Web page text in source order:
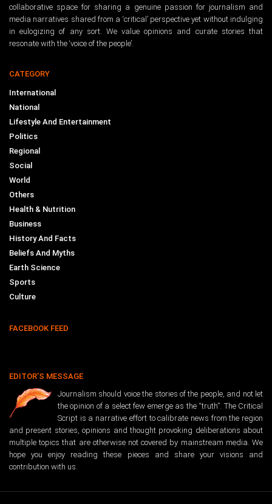
collaborative space for sharing a genuine passion for journalism and
media narratives shared from a ‘critical’ perspective yet without indulging
in eulogizing of any sort. We value opinions and curate stories that
resonate with the ‘voice of the people’.
CATEGORY
International
National
Lifestyle And Entertainment
Politics
Regional
Social
World
Others
Health & Nutrition
Business
History And Facts
Beliefs And Myths
Earth Science
Sports
Culture
FACEBOOK FEED
EDITOR’S MESSAGE
Journalism should voice the stories of the people, and not let
the opinion of a select few emerge as the “truth”. The Critical
Script is a narrative effort to calibrate news from the region
and present stories, opinions and thought provoking deliberations about
multiple topics that are otherwise not covered by mainstream media. We
hope you enjoy reading these pieces and share your visions and
contribution with us.